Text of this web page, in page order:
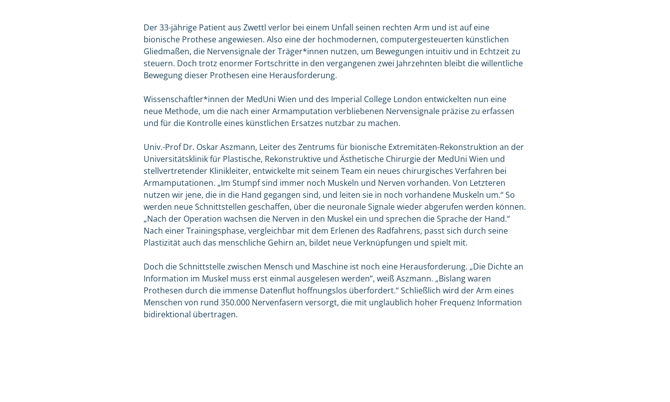
Der 33-jährige Patient aus Zwettl verlor bei einem Unfall seinen rechten Arm und ist auf eine
bionische Prothese angewiesen. Also eine der hochmodernen, computergesteuerten künstlichen
Gliedmaßen, die Nervensignale der Träger*innen nutzen, um Bewegungen intuitiv und in Echtzeit zu
steuern. Doch trotz enormer Fortschritte in den vergangenen zwei Jahrzehnten bleibt die willentliche
Bewegung dieser Prothesen eine Herausforderung.
Wissenschaftler*innen der MedUni Wien und des Imperial College London entwickelten nun eine
neue Methode, um die nach einer Armamputation verbliebenen Nervensignale präzise zu erfassen
und für die Kontrolle eines künstlichen Ersatzes nutzbar zu machen.
Univ.-Prof Dr. Oskar Aszmann, Leiter des Zentrums für bionische Extremitäten-Rekonstruktion an der
Universitätsklinik für Plastische, Rekonstruktive und Ästhetische Chirurgie der MedUni Wien und
stellvertretender Klinikleiter, entwickelte mit seinem Team ein neues chirurgisches Verfahren bei
Armamputationen. „Im Stumpf sind immer noch Muskeln und Nerven vorhanden. Von Letzteren
nutzen wir jene, die in die Hand gegangen sind, und leiten sie in noch vorhandene Muskeln um.“ So
werden neue Schnittstellen geschaffen, über die neuronale Signale wieder abgerufen werden können.
„Nach der Operation wachsen die Nerven in den Muskel ein und sprechen die Sprache der Hand.“
Nach einer Trainingsphase, vergleichbar mit dem Erlenen des Radfahrens, passt sich durch seine
Plastizität auch das menschliche Gehirn an, bildet neue Verknüpfungen und spielt mit.
Doch die Schnittstelle zwischen Mensch und Maschine ist noch eine Herausforderung. „Die Dichte an
Information im Muskel muss erst einmal ausgelesen werden“, weiß Aszmann. „Bislang waren
Prothesen durch die immense Datenflut hoffnungslos überfordert.“ Schließlich wird der Arm eines
Menschen von rund 350.000 Nervenfasern versorgt, die mit unglaublich hoher Frequenz Information
bidirektional übertragen.